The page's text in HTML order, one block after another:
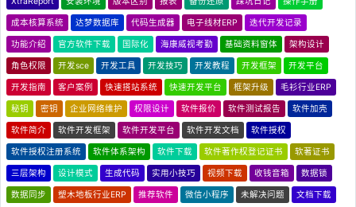
成本核算系统 达梦数据库 代码生成器 电子线材ERP 迭代开发记录
功能介绍 官方软件下载 国际化 海康威视考勤 基础资料窗体 架构设计
角色权限 开发sce 开发工具 开发技巧 开发教程 开发框架 开发平台
开发指南 客户案例 快速搭站系统 快速开发平台 框架升级 毛衫行业ERP
秘钥 密钥 企业网络维护 权限设计 软件报价 软件测试报告 软件加壳
软件简介 软件开发框架 软件开发平台 软件开发文档 软件授权
软件授权注册系统 软件体系架构 软件下载 软件著作权登记证书 软著证书
三层架构 设计模式 生成代码 实用小技巧 视频下载 收钱音箱 数据锁
数据同步 塑木地板行业ERP 推荐软件 微信小程序 未解决问题 文档下载